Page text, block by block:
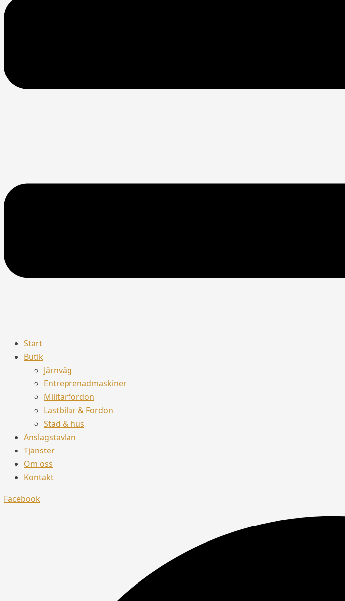
Start
Butik
Järnväg
Entreprenadmaskiner
Militärfordon
Lastbilar & Fordon
Stad & hus
Anslagstavlan
Tjänster
Om oss
Kontakt
Facebook